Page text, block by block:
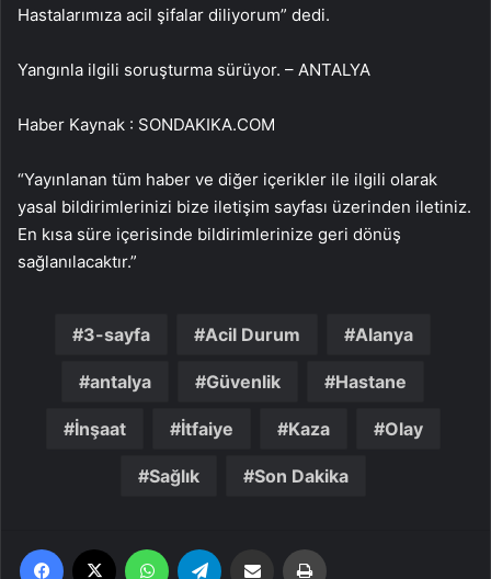
Hastalarımıza acil şifalar diliyorum” dedi.
Yangınla ilgili soruşturma sürüyor. – ANTALYA
Haber Kaynak : SONDAKIKA.COM
“Yayınlanan tüm haber ve diğer içerikler ile ilgili olarak
yasal bildirimlerinizi bize iletişim sayfası üzerinden iletiniz.
En kısa süre içerisinde bildirimlerinize geri dönüş
sağlanılacaktır.”
3-sayfa Acil Durum Alanya
antalya Güvenlik Hastane
İnşaat İtfaiye Kaza Olay
Sağlık Son Dakika
Facebook WhatsApp Email'den paylaş